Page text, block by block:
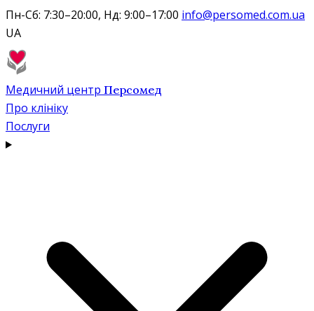
Пн-Сб: 7:30–20:00, Нд: 9:00–17:00 info@persomed.com.ua
UA
Медичний центр Персомед
Про клініку
Послуги